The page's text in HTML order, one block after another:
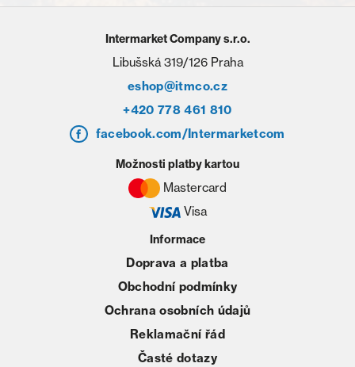
Intermarket Company s.r.o.
Libušská 319/126 Praha
eshop@itmco.cz
+420 778 461 810
facebook.com/Intermarketcom
Informace
Doprava a platba
Obchodní podmínky
Ochrana osobních údajů
Reklamační řád
Časté dotazy
Možnosti platby kartou
Mastercard
Visa